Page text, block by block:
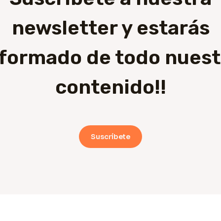
newsletter y estarás
de todo
contenido!!
Suscríbete